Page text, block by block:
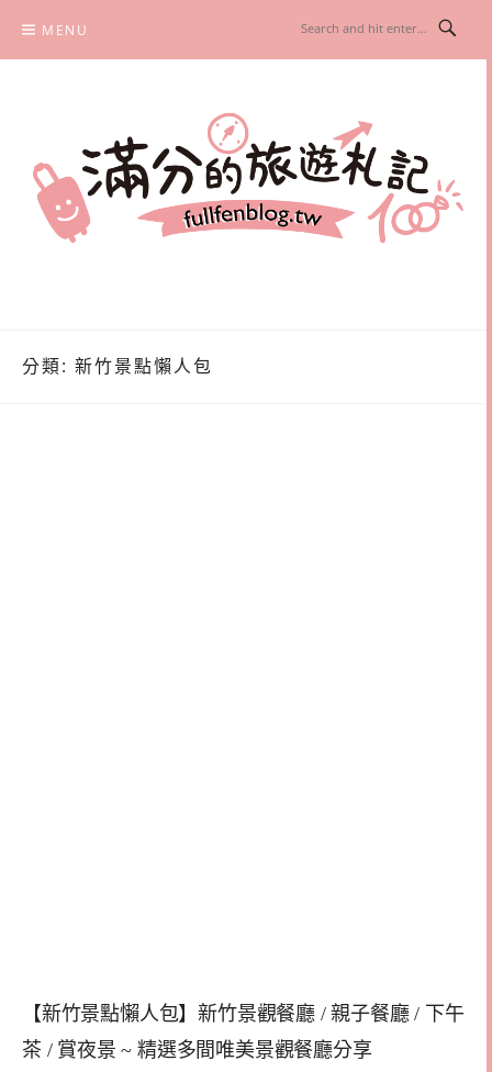
content
MENU
分類: 新竹景點懶人包
【新竹景點懶人包】新竹景觀餐廳 / 親子餐廳 / 下午
茶 / 賞夜景 ~ 精選多間唯美景觀餐廳分享